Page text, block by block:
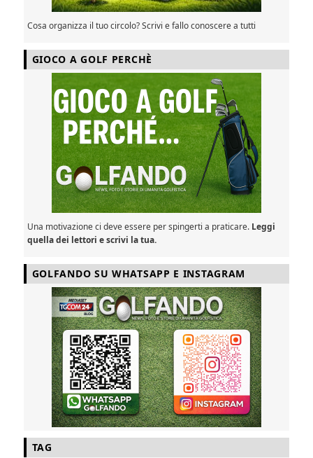
Cosa organizza il tuo circolo? Scrivi e fallo conoscere a tutti
GIOCO A GOLF PERCHÈ
Una motivazione ci deve essere per spingerti a praticare. Leggi
quella dei lettori e scrivi la tua.
GOLFANDO SU WHATSAPP E INSTAGRAM
TAG